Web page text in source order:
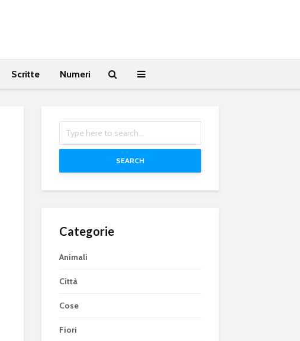
Scritte Numeri
SEARCH
Categorie
Animali
Città
Cose
Fiori